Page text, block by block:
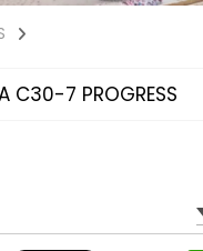
C30-7 PROGRESS